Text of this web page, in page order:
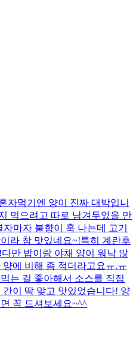
자먹기엔 양이 진짜 대박입니
먹으려고 따로 남겨두었을 만
마자 불향이 훅 나는데 고기
라 참 맛있네요~!특히 계란후
만 밥이랑 야채 양이 워낙 많
에 비해 좀 적더라고요ㅠ.ㅠ
는 걸 좋아해서 소스를 직접
이 딱 맞고 맛있었습니다! 양
꼭 드셔보세요~^^